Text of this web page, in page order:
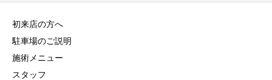
初来店の方へ
駐車場のご説明
施術メニュー
スタッフ